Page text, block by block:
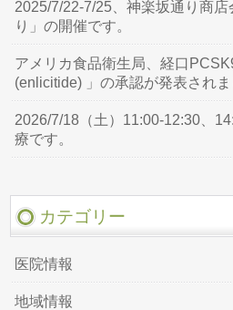
2025/7/22-7/25、神楽坂通り商
り」の開催です。
アメリカ食品衛生局、経口
(enlicitide) 」の承認が発表されま
2026/7/18（土）11:00-12:30、
療です。
カテゴリー
医院情報
地域情報